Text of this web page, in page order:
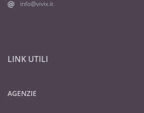
info@vivix.it
LINK UTILI
AGENZIE